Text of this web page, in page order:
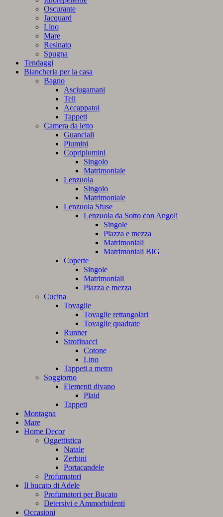
Oscurante
Jacquard
Lino
Mare
Resinato
Spugna
Tendaggi
Biancheria per la casa
Bagno
Asciugamani
Teli
Accappatoi
Tappeti
Camera da letto
Guanciali
Piumini
Copripiumini
Singolo
Matrimoniale
Lenzuola
Singolo
Matrimoniale
Lenzuola Sfuse
Lenzuola da Sotto con Angoli
Singole
Piazza e mezza
Matrimoniali
Matrimoniali BIG
Coperte
Singole
Matrimoniali
Piazza e mezza
Cucina
Tovaglie
Tovaglie rettangolari
Tovaglie quadrate
Runner
Strofinacci
Cotone
Lino
Tappeti a metro
Soggiorno
Elementi divano
Plaid
Tappeti
Montagna
Mare
Home Decor
Oggettistica
Natale
Zerbini
Portacandele
Profumatori
Il bucato di Adele
Profumatori per Bucato
Detersivi e Ammorbidenti
Occasioni